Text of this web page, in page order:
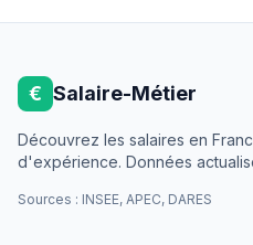
€ Salaire-Métier
Découvrez les salaires en
d'expérience. Données
Sources : INSEE, APEC, DARES